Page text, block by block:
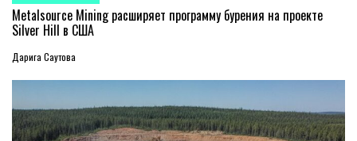
ВMetalsource Mining расширяет программу бурения на проекте
Silver Hill в США
Дарига Саутова